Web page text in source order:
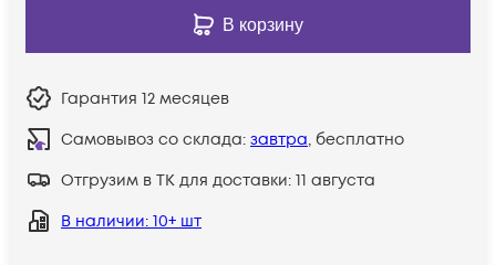
В корзину
Гарантия 12 месяцев
Самовывоз со склада: завтра, бесплатно
Отгрузим в ТК для доставки: 11 августа
В наличии: 10+ шт